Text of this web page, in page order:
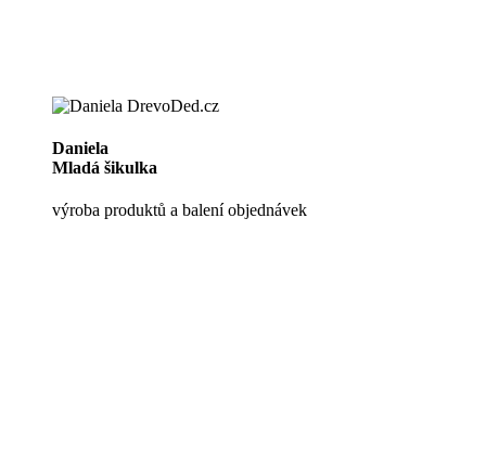
Daniela
Mladá šikulka
výroba produktů a balení objednávek